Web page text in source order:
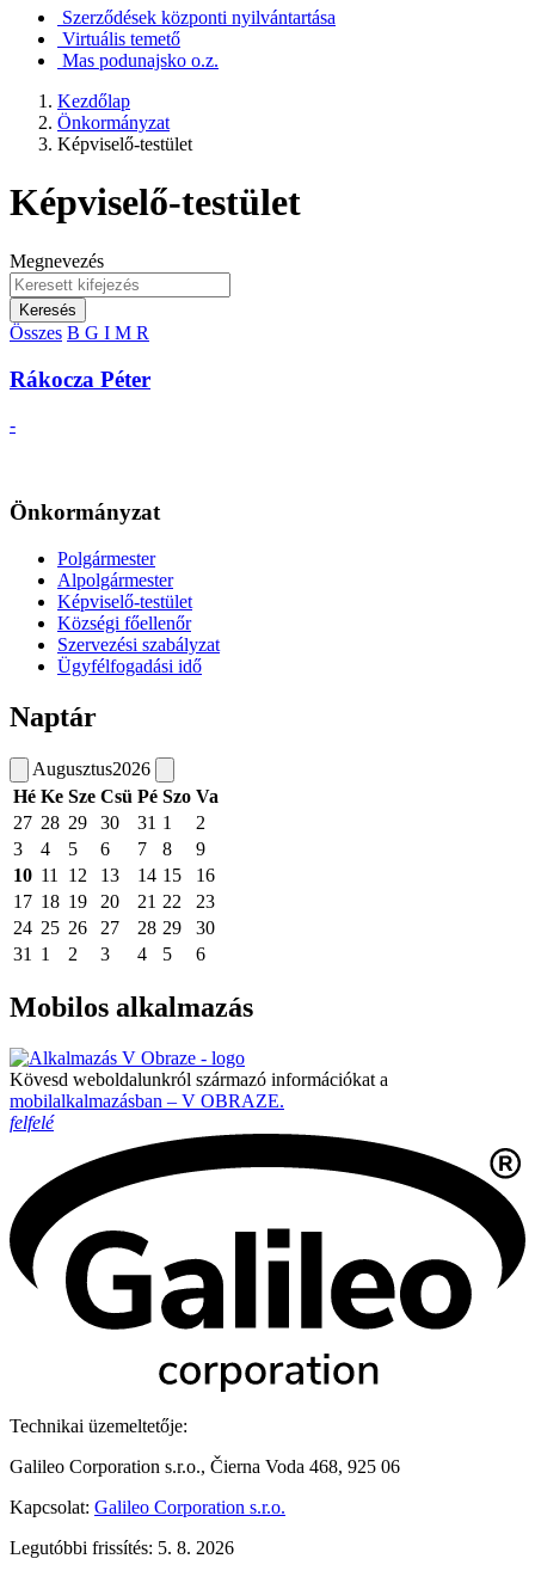
Szerződések központi nyilvántartása
Virtuális temető
Mas podunajsko o.z.
Kezdőlap
Önkormányzat
Képviselő-testület
Képviselő-testület
Megnevezés
Keresés
Összes B G I M R
Rákocza Péter
-
Önkormányzat
Polgármester
Alpolgármester
Képviselő-testület
Községi főellenőr
Szervezési szabályzat
Ügyfélfogadási idő
Naptár
Augusztus2026
Hé Ke Sze Csü Pé Szo Va
27 28 29 30 31 1
2
3
4 5 6 7 8
9
10 11 12 13 14 15
16
17 18 19 20 21 22
23
24 25 26 27 28 29
30
31
1 2 3 4 5 6
Mobilos alkalmazás
Kövesd weboldalunkról származó információkat a
mobilalkalmazásban – V OBRAZE.
felfelé
Technikai üzemeltetője:
Galileo Corporation s.r.o., Čierna Voda 468, 925 06
Kapcsolat: Galileo Corporation s.r.o.
Legutóbbi frissítés: 5. 8. 2026